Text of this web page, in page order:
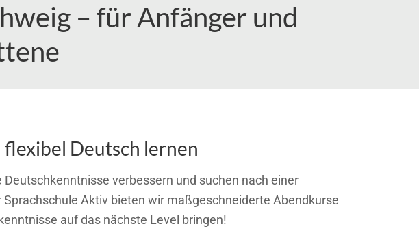
– für Anfänger und
Deutsch lernen
Deutschkenntnisse verbessern und suchen nach einer
Aktiv bieten wir maßgeschneiderte Abendkurse
auf das nächste Level bringen!